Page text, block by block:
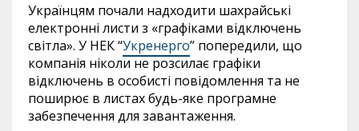
Українцям почали надходити шахрайські
електронні листи з «графіками відключень
світла». У НЕК “Укренерго” попередили, що
компанія ніколи не розсилає графіки
відключень в особисті повідомлення та не
поширює в листах будь-яке програмне
забезпечення для завантаження.